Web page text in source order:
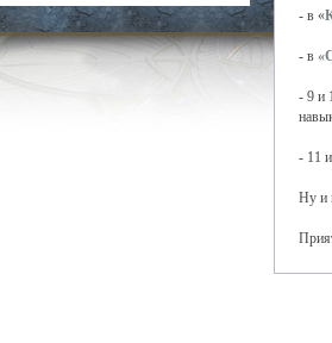
- в «
- в
- 9 и
- 11
Ну и